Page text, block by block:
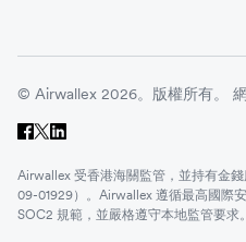
© Airwallex 2026。版權所有。
Airwallex 受香港海關監管，並持有金
09-01929）。Airwallex 遵循最高國際
SOC2 規範，並嚴格遵守本地監管要求。